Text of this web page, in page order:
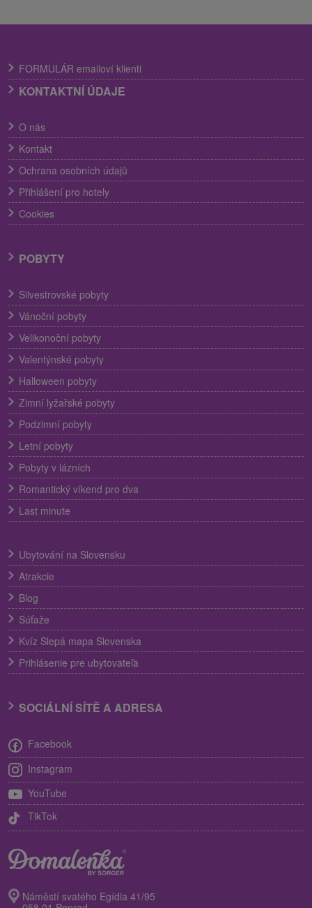
FORMULÁR emailoví klienti
KONTAKTNÍ ÚDAJE
O nás
Kontakt
Ochrana osobních údajů
Přihlášení pro hotely
Cookies
POBYTY
Silvestrovské pobyty
Vánoční pobyty
Velikonoční pobyty
Valentýnské pobyty
Halloween pobyty
Zimní lyžařské pobyty
Podzimní pobyty
Letní pobyty
Pobyty v lázních
Romantický víkend pro dva
Last minute
Ubytování na Slovensku
Atrakcie
Blog
Súťaže
Kvíz Slepá mapa Slovenska
Prihlásenie pre ubytovateľa
SOCIÁLNÍ SÍTĚ A ADRESA
Facebook
Instagram
YouTube
TikTok
Náměstí svatého Egídia 41/95